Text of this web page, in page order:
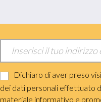
Dichiaro di aver preso
dei dati personali effettuato
materiale informativo e